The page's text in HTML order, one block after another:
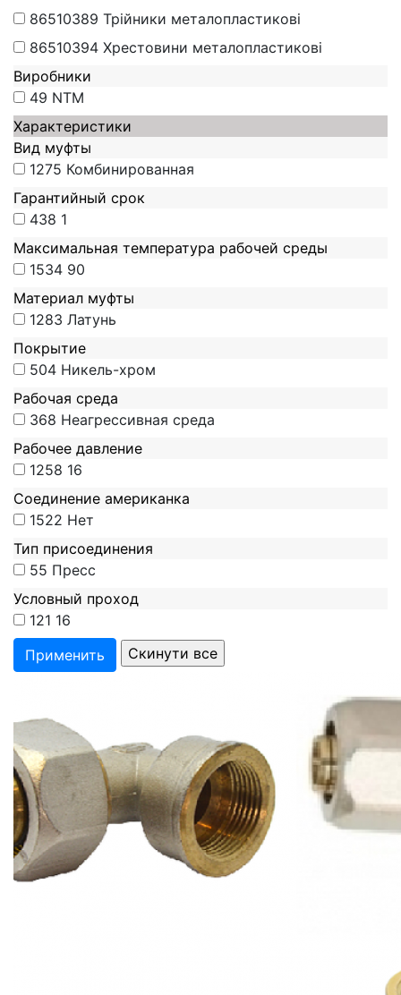
86510389 Трійники металопластикові
86510394 Хрестовини металопластикові
Виробники
49 NTM
Характеристики
Вид муфты
1275 Комбинированная
Гарантийный срок
438 1
Максимальная температура рабочей среды
1534 90
Материал муфты
1283 Латунь
Покрытие
504 Никель-хром
Рабочая среда
368 Неагрессивная среда
Рабочее давление
1258 16
Соединение американка
1522 Нет
Тип присоединения
55 Пресс
Условный проход
121 16